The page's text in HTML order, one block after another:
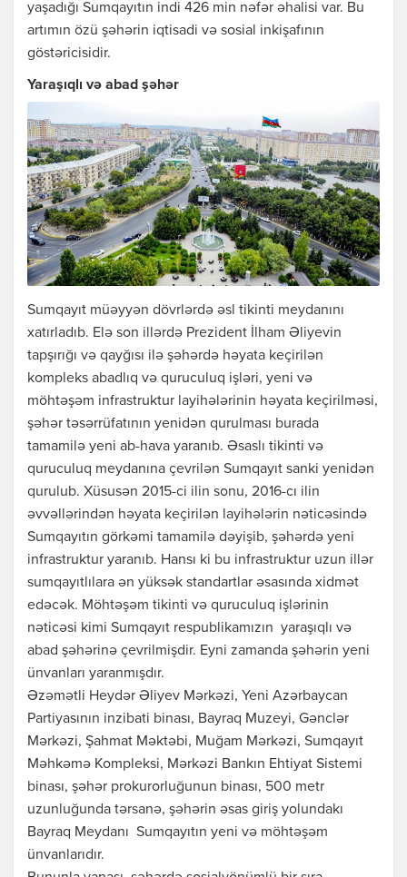
yaşadığı Sumqayıtın indi 426 min nəfər əhalisi var. Bu
artımın özü şəhərin iqtisadi və sosial inkişafının
göstəricisidir.
Yaraşıqlı və abad şəhər
Sumqayıt müəyyən dövrlərdə əsl tikinti meydanını
xatırladıb. Elə son illərdə Prezident İlham Əliyevin
tapşırığı və qayğısı ilə şəhərdə həyata keçirilən
kompleks abadlıq və quruculuq işləri, yeni və
möhtəşəm infrastruktur layihələrinin həyata keçirilməsi,
şəhər təsərrüfatının yenidən qurulması burada
tamamilə yeni ab-hava yaranıb. Əsaslı tikinti və
quruculuq meydanına çevrilən Sumqayıt sanki yenidən
qurulub. Xüsusən 2015-ci ilin sonu, 2016-cı ilin
əvvəllərindən həyata keçirilən layihələrin nəticəsində
Sumqayıtın görkəmi tamamilə dəyişib, şəhərdə yeni
infrastruktur yaranıb. Hansı ki bu infrastruktur uzun illər
sumqayıtlılara ən yüksək standartlar əsasında xidmət
edəcək. Möhtəşəm tikinti və quruculuq işlərinin
nəticəsi kimi Sumqayıt respublikamızın yaraşıqlı və
abad şəhərinə çevrilmişdir. Eyni zamanda şəhərin yeni
ünvanları yaranmışdır.
Əzəmətli Heydər Əliyev Mərkəzi, Yeni Azərbaycan
Partiyasının inzibati binası, Bayraq Muzeyi, Gənclər
Mərkəzi, Şahmat Məktəbi, Muğam Mərkəzi, Sumqayıt
Məhkəmə Kompleksi, Mərkəzi Bankın Ehtiyat Sistemi
binası, şəhər prokurorluğunun binası, 500 metr
uzunluğunda tərsanə, şəhərin əsas giriş yolundakı
Bayraq Meydanı Sumqayıtın yeni və möhtəşəm
ünvanlarıdır.